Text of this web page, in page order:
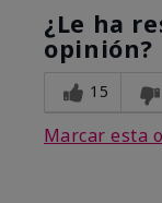
¿Le ha
opinión?
15
Marcar esta